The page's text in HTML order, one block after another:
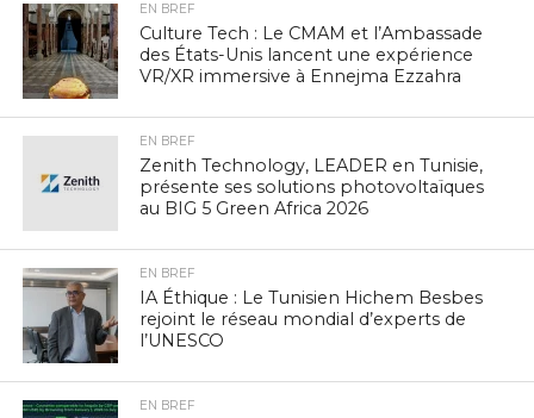
EN BREF
Culture Tech : Le CMAM et l’Ambassade
des États-Unis lancent une expérience
VR/XR immersive à Ennejma Ezzahra
EN BREF
Zenith Technology, LEADER en Tunisie,
présente ses solutions photovoltaïques
au BIG 5 Green Africa 2026
EN BREF
IA Éthique : Le Tunisien Hichem Besbes
rejoint le réseau mondial d’experts de
l’UNESCO
EN BREF